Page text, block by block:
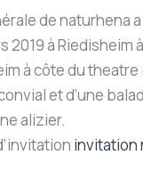
de naturhena
2019 à Riedisheim
à côte du theatre
et d’une
alizier.
invitation